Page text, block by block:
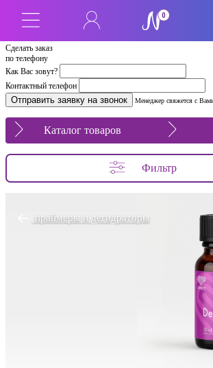
Сделать заказ
по телефону
Как Вас зовут?
Контактный телефон
Менеджер свяжется с
0
Каталог товаров
Фильтр
праймеры и дегидраторы